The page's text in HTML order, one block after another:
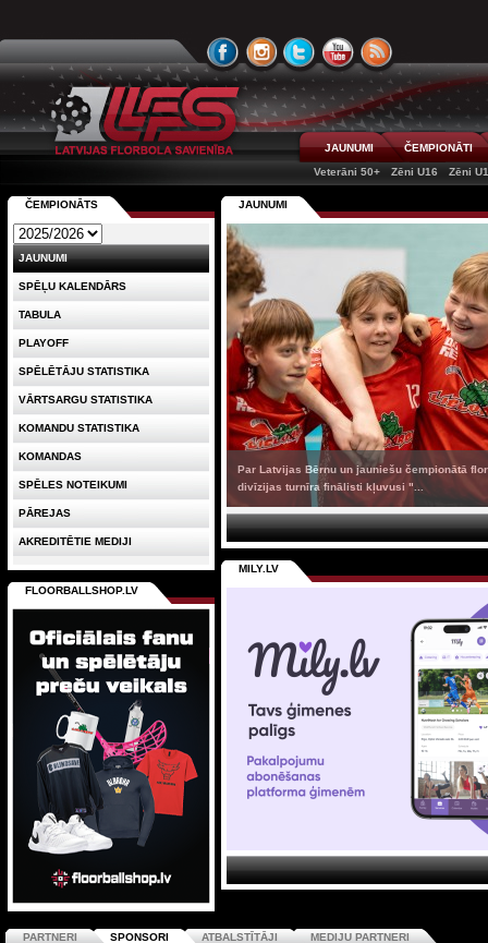
JAUNUMI
ČEMPIONĀTI
Veterāni 50+
Zēni U16 Zēni
JAUNUMI
Par Latvijas Bērnu un jauniešu čempionātā
divīzijas turnīra finālisti kļuvusi "...
MILY.LV
ČEMPIONĀTS
JAUNUMI
SPĒĻU KALENDĀRS
TABULA
PLAYOFF
SPĒLĒTĀJU STATISTIKA
VĀRTSARGU STATISTIKA
KOMANDU STATISTIKA
KOMANDAS
SPĒLES NOTEIKUMI
PĀREJAS
AKREDITĒTIE MEDIJI
FLOORBALLSHOP.LV
PARTNERI SPONSORI ATBALSTĪTĀJI MEDIJU PARTNERI